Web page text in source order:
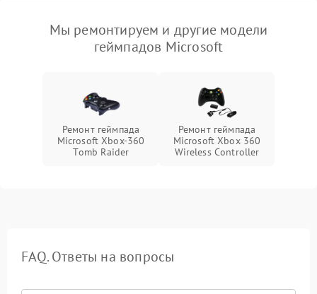
Мы ремонтируем и другие модели
геймпадов Microsoft
Ремонт геймпада
Microsoft Xbox-360
Тomb Raider
Ремонт геймпада
Microsoft Xbox 360
Wireless Controller
FAQ. Ответы на вопросы